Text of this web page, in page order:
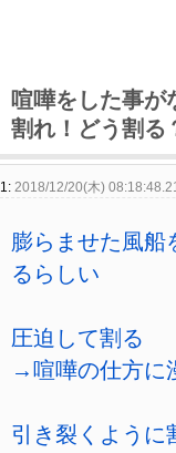
喧嘩をした事
割れ！どう割る
1: 2018/12/20(木)
膨らませた風船
るらしい
圧迫して割る
→喧嘩の仕方に
引き裂くように